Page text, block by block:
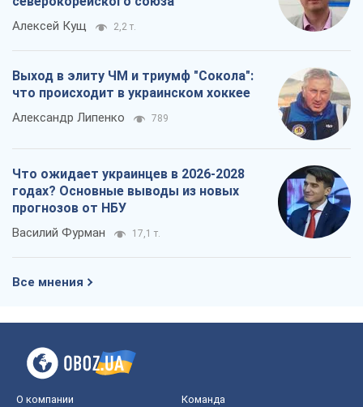
Алексей Кущ 2,2 т.
Выход в элиту ЧМ и триумф "Сокола":
что происходит в украинском хоккее
Александр Липенко 789
Что ожидает украинцев в 2026-2028
годах? Основные выводы из новых
прогнозов от НБУ
Василий Фурман 17,1 т.
Все мнения
О компании Команда